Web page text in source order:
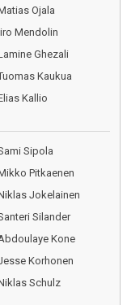
Ojala
Mendolin
Ghezali
Kaukua
Kallio
Sipola
Pitkaenen
Jokelainen
Silander
Kone
Korhonen
Schulz